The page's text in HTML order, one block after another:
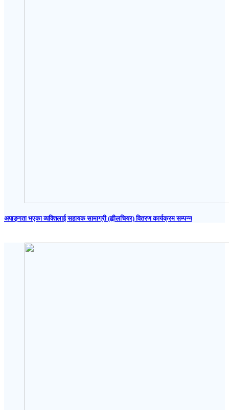
अपाङ्गता भएका व्यक्तिलाई सहायक सामाग्री (ह्वीलचियर) वितरण कार्यक्रम सम्पन्न